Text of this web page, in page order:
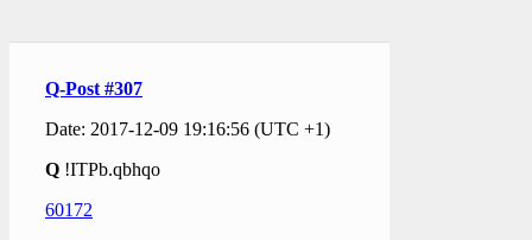
Q-Post #307
Date: 2017-12-09 19:16:56 (UTC +1)
Q !ITPb.qbhqo
60172